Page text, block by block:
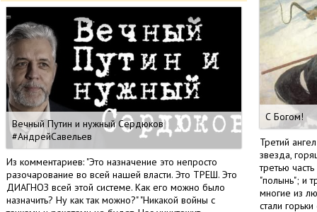
Вечный Путин и нужный Сердюков
#АндрейСавельев
Из комментариев: "Это назначение это непросто
разочарование во всей нашей власти. Это ТРЕШ. Это
ДИАГНОЗ всей этой системе. Как его можно было
назначить? Ну как так можно?" "Никакой войны с
С Богом!
Третий
звезда,
третью
"полынь"; и
многие из
стали